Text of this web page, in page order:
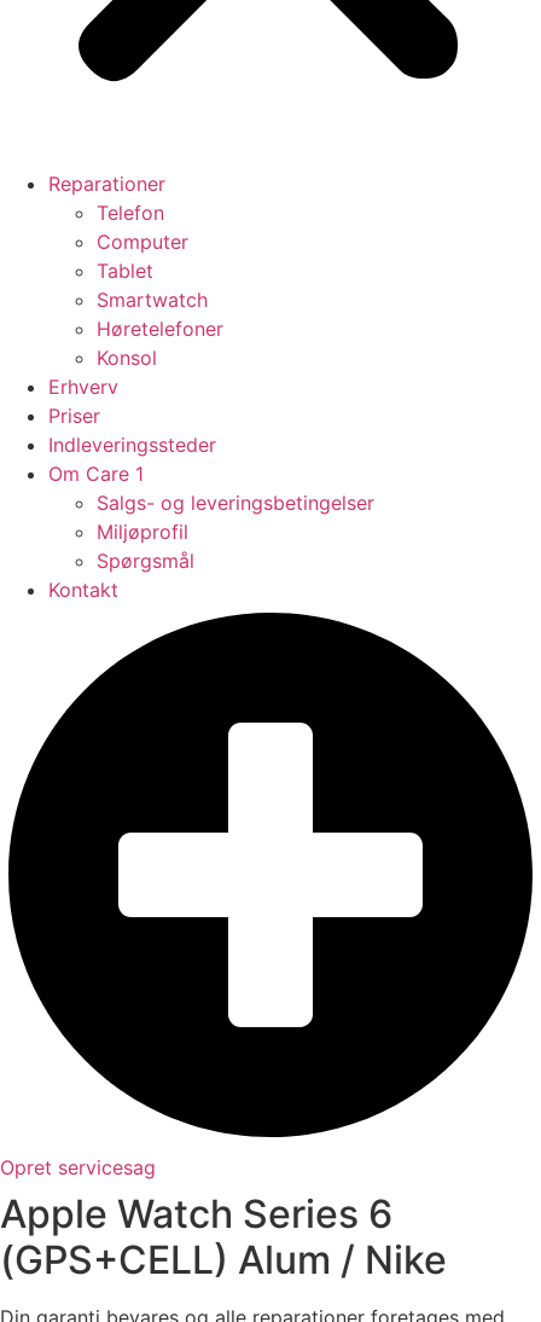
Reparationer
Telefon
Computer
Tablet
Smartwatch
Høretelefoner
Konsol
Erhverv
Priser
Indleveringssteder
Om Care 1
Salgs- og leveringsbetingelser
Miljøprofil
Spørgsmål
Kontakt
Opret servicesag
Apple Watch Series 6
(GPS+CELL) Alum / Nike
Din garanti bevares og alle reparationer foretages med